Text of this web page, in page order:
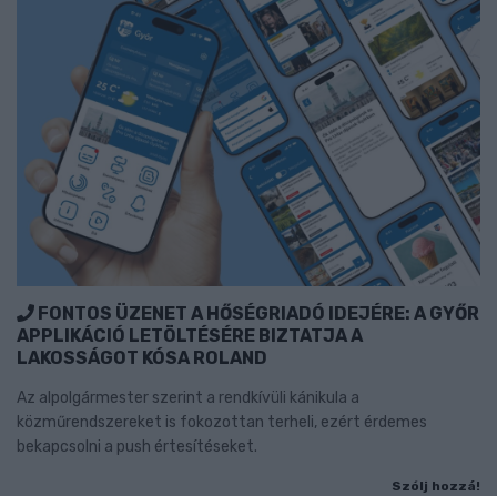
FONTOS ÜZENET A HŐSÉGRIADÓ IDEJÉRE: A GYŐR
APPLIKÁCIÓ LETÖLTÉSÉRE BIZTATJA A
LAKOSSÁGOT KÓSA ROLAND
Az alpolgármester szerint a rendkívüli kánikula a
közműrendszereket is fokozottan terheli, ezért érdemes
bekapcsolni a push értesítéseket.
Szólj hozzá!